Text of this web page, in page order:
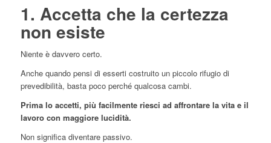
1. Accetta che la certezza
non esiste
Niente è davvero certo.
Anche quando pensi di esserti costruito un piccolo rifugio di
prevedibilità, basta poco perché qualcosa cambi.
Prima lo accetti, più facilmente riesci ad affrontare la vita e il
lavoro con maggiore lucidità.
Non significa diventare passivo.